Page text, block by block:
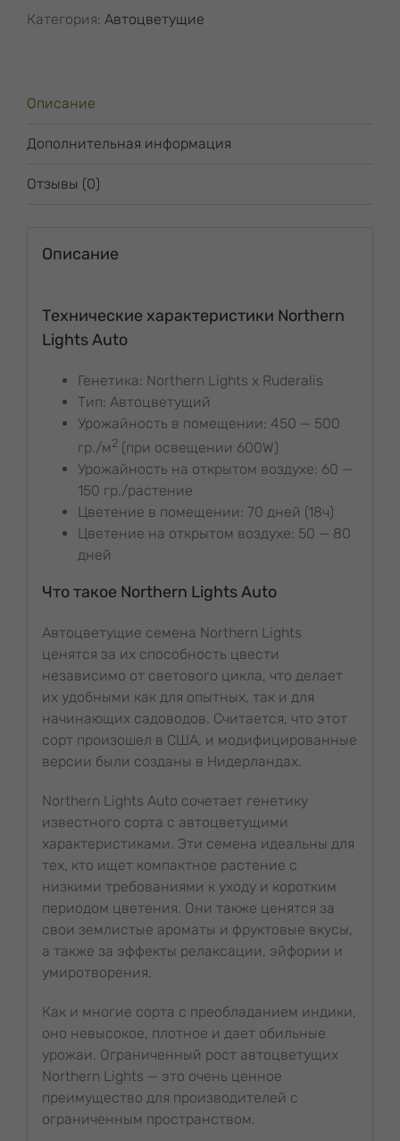
Категория: Автоцветущие
Описание
Дополнительная информация
Отзывы (0)
Описание
Технические характеристики Northern
Lights Auto
Генетика: Northern Lights x Ruderalis
Тип: Автоцветущий
Урожайность в помещении: 450 — 500
гр./м 2(при освещении 600W)
Урожайность на открытом воздухе: 60 —
150 гр./растение
Цветение в помещении: 70 дней (18ч)
Цветение на открытом воздухе: 50 — 80
дней
Что такое Northern Lights Auto
Автоцветущие семена Northern Lights
ценятся за их способность цвести
независимо от светового цикла, что делает
их удобными как для опытных, так и для
начинающих садоводов. Считается, что этот
сорт произошел в США, и модифицированные
версии были созданы в Нидерландах.
Northern Lights Auto сочетает генетику
известного сорта с автоцветущими
характеристиками. Эти семена идеальны для
тех, кто ищет компактное растение с
низкими требованиями к уходу и коротким
периодом цветения. Они также ценятся за
свои землистые ароматы и фруктовые вкусы,
а также за эффекты релаксации, эйфории и
умиротворения.
Как и многие сорта с преобладанием индики,
оно невысокое, плотное и дает обильные
урожаи. Ограниченный рост автоцветущих
Northern Lights — это очень ценное
преимущество для производителей с
ограниченным пространством.